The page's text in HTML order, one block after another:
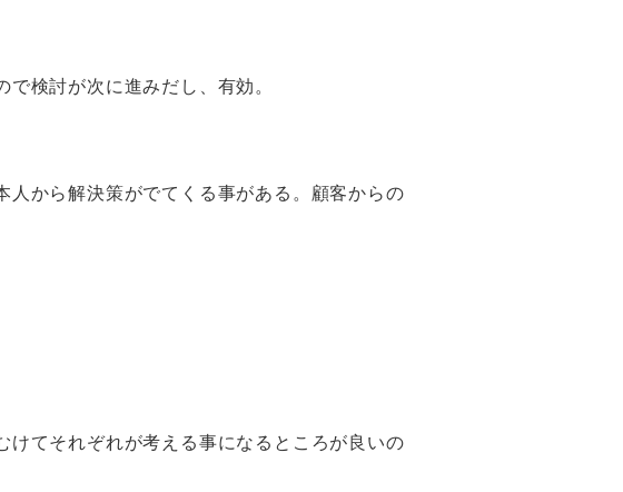
検討が次に進みだし、有効。
から解決策がでてくる事がある。顧客からの
てそれぞれが考える事になるところが良いの